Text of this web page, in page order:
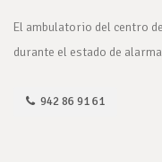
El ambulatorio del centro
durante el estado de
942 86 91 61